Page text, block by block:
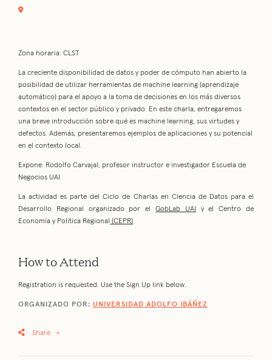
Zona horaria: CLST
La creciente disponibilidad de datos y poder de cómputo han abierto la
posibilidad de utilizar herramientas de machine learning (aprendizaje
automático) para el apoyo a la toma de decisiones en los más diversos
contextos en el sector público y privado. En este charla, entregaremos
una breve introducción sobre qué es machine learning, sus virtudes y
defectos. Además, presentaremos ejemplos de aplicaciones y su potencial
en el contexto local.
Expone: Rodolfo Carvajal, profesor instructor e investigador Escuela de
Negocios UAI.
La actividad es parte del Ciclo de Charlas en Ciencia de Datos para el
Desarrollo Regional organizado por el GobLab UAI
y el Centro de
Economía y Política Regional (CEPR).
How to Attend
Registration is requested. Use the Sign Up link below.
ORGANIZADO POR: UNIVERSIDAD ADOLFO IBÁÑEZ
Share +